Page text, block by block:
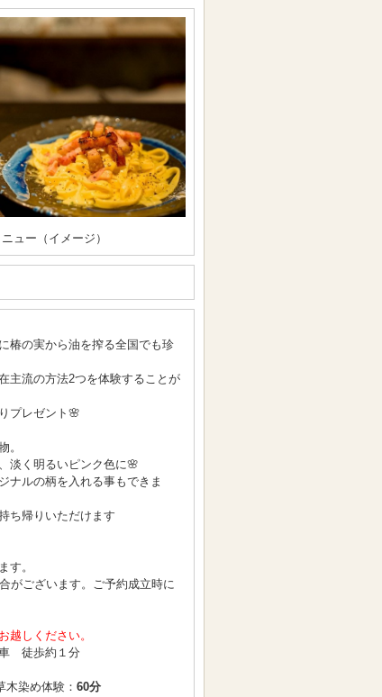
ュー（イメージ）
椿の実から油を搾る全国でも珍
主流の方法2つを体験することが
プレゼント🌸
。
淡く明るいピンク色に🌸
ナルの柄を入れる事もできま
ち帰りいただけます
す。
がございます。ご予約成立時に
越しください。
徒歩約１分
染め体験： 60分